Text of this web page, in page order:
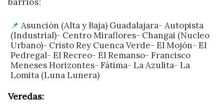
Asunción (Alta y Baja) Guadalajara- Autopista
(Industrial)- Centro Miraflores- Changai (Nucleo
Urbano)- Cristo Rey Cuenca Verde- El Mojón- El
Pedregal- El Recreo- El Remanso- Francisco
Meneses Horizontes- Fátima- La Azulita- La
Lomita (Luna Lunera)
Veredas: